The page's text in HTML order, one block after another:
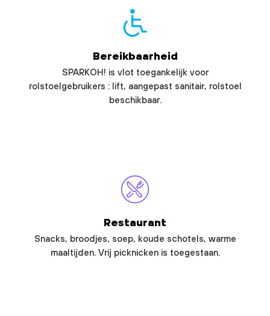
Bereikbaarheid
SPARKOH! is vlot toegankelijk voor
rolstoelgebruikers : lift, aangepast sanitair, rolstoel
beschikbaar.
Restaurant
Snacks, broodjes, soep, koude schotels, warme
maaltijden. Vrij picknicken is toegestaan.